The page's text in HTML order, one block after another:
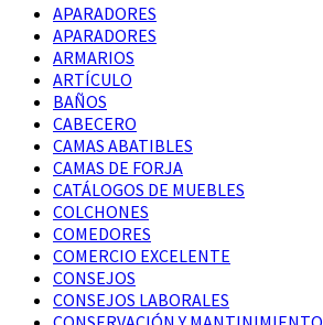
APARADORES
APARADORES
ARMARIOS
ARTÍCULO
BAÑOS
CABECERO
CAMAS ABATIBLES
CAMAS DE FORJA
CATÁLOGOS DE MUEBLES
COLCHONES
COMEDORES
COMERCIO EXCELENTE
CONSEJOS
CONSEJOS LABORALES